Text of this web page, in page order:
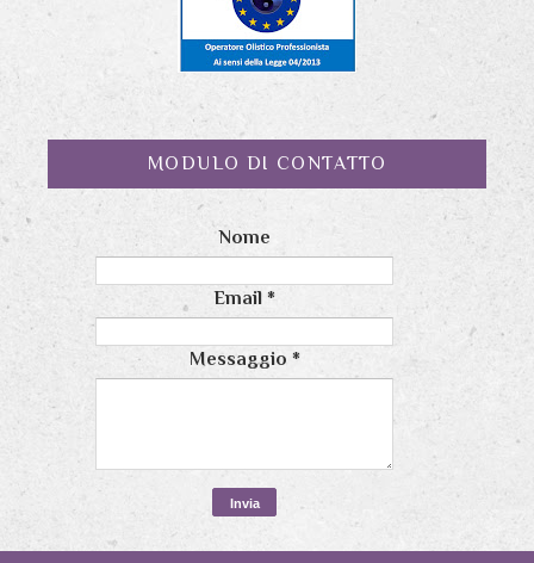
MODULO DI CONTATTO
Nome
Email*
Messaggio *